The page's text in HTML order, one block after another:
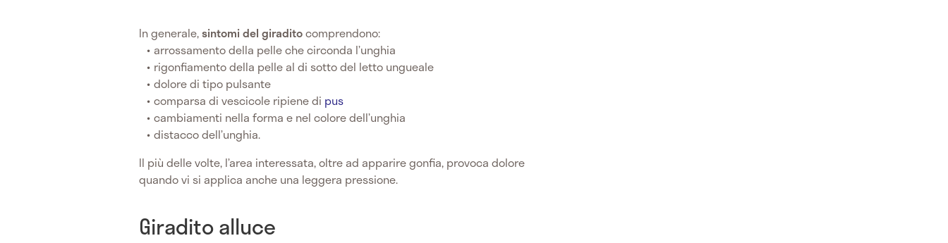
In generale,sintomi del giraditocomprendono:
arrossamento della pelle che circonda l’unghia
rigonfiamento della pelle al di sotto del letto ungueale
dolore di tipo pulsante
comparsa di vescicole ripiene di pus
cambiamenti nella forma e nel colore dell’unghia
distacco dell’unghia.
Il più delle volte, l’area interessata, oltre ad apparire gonfia, provoca dolore
quando vi si applica anche una leggera pressione.
Giradito alluce